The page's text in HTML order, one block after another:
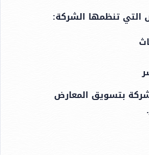
التي تنظمها الشركة:
بتسويق المعارض